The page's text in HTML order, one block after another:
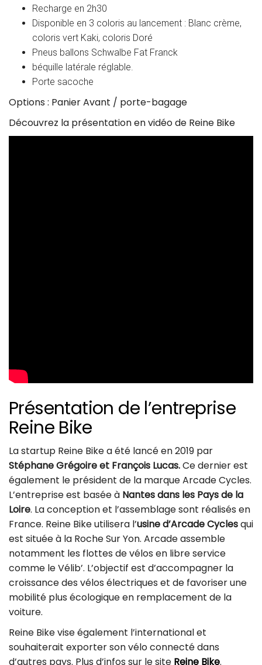
Recharge en 2h30
Disponible en 3 coloris au lancement : Blanc crème,
coloris vert Kaki, coloris Doré
Pneus ballons Schwalbe Fat Franck
béquille latérale réglable.
Porte sacoche
Options : Panier Avant / porte-bagage
Découvrez la présentation en vidéo de Reine Bike
Présentation de l’entreprise
Reine Bike
La startup Reine Bike a été lancé en 2019 par
Stéphane Grégoire et François Lucas.Ce dernier est
également le président de la marque Arcade Cycles.
L’entreprise est basée à Nantes dans les Pays de la
Loire. La conception et l’assemblage sont réalisés en
France. Reine Bike utilisera l’usine d’Arcade Cyclesqui
est située à la Roche Sur Yon. Arcade assemble
notamment les flottes de vélos en libre service
comme le Vélib’. L’objectif est d’accompagner la
croissance des vélos électriques et de favoriser une
mobilité plus écologique en remplacement de la
voiture.
Reine Bike vise également l’international et
souhaiterait exporter son vélo connecté dans
d’autres pays. Plus d’infos sur le site Reine Bike.